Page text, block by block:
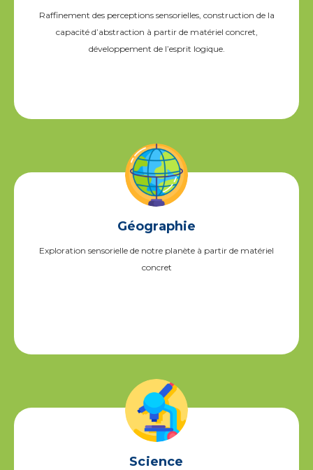
Raffinement des perceptions sensorielles, construction de la
capacité d’abstraction à partir de matériel concret,
développement de l’esprit logique.
Géographie
Exploration sensorielle de notre planète à partir de matériel
concret
Science